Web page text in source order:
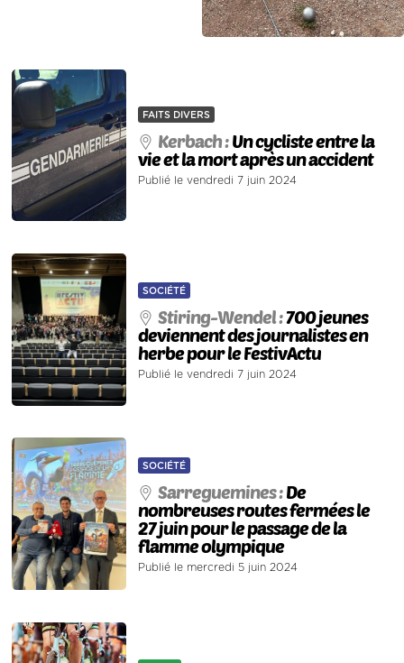
FAITS DIVERS
Kerbach :Un cycliste entre la
vie et la mort après un accident
Publié le vendredi 7 juin 2024
SOCIÉTÉ
Stiring-Wendel :700 jeunes
deviennent des journalistes en
herbe pour le FestivActu
Publié le vendredi 7 juin 2024
SOCIÉTÉ
Sarreguemines :De
nombreuses routes fermées le
27 juin pour le passage de la
flamme olympique
Publié le mercredi 5 juin 2024